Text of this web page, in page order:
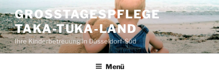
Inhalt
springen
GROSSTAGESPFLEGE T
AKA-TUKA-LAND
Ihre Kinderbetreuung in Düsseldorf-Süd
Menü